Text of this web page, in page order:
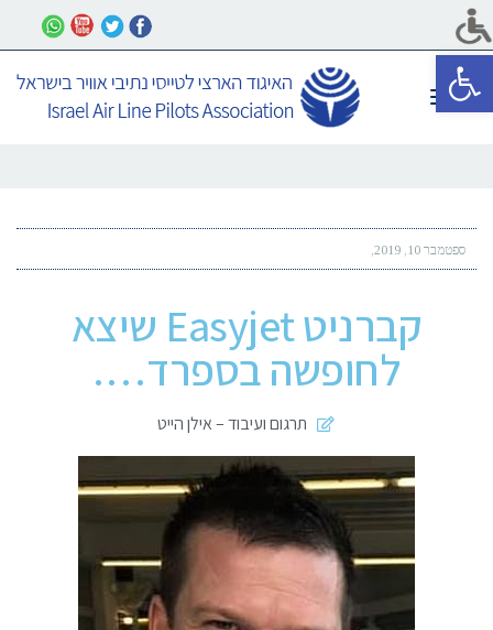
פתח סרגל נגישות
תפריט
ספטמבר 10, 2019
קברניט Easyjet שיצא
לחופשה בספרד….
תרגום ועיבוד – אילן הייט